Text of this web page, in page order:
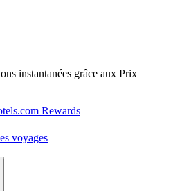
instantanées grâce aux Prix
Rewards
voyages